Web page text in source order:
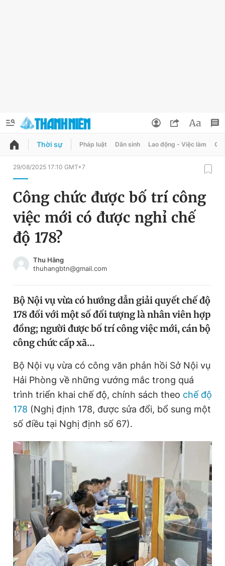
QUẢNG CÁO
Chuyên mục
Chuyên mục khác
Chào ngày mới
Video Magazine
Tiện ích Bạn cần biết
Thông tin tòa soạn Liên hệ quảng cáo
Đọc Thanh Niên trên điện thoại
Theo dõi báo trên
Đổi mật khẩu
Tin đã lưu
Đăng xuất
Thời sự Pháp luật Dân sinh Lao động - Việc làm
29/08/2025 17:10 GMT+7
Công chức được bố trí công
việc mới có được nghỉ chế
độ 178?
Thu Hằng
thuhangbtn@gmail.com
Bộ Nội vụ vừa có hướng dẫn giải quyết chế độ
178 đối với một số đối tượng là nhân viên hợp
đồng; người được bố trí công việc mới, cán bộ
công chức cấp xã…
Bộ Nội vụ vừa có công văn phản hồi Sở Nội vụ
Hải Phòng về những vướng mắc trong quá
trình triển khai chế độ, chính sách theo chế độ
178 (Nghị định 178, được sửa đổi, bổ sung một
số điều tại Nghị định số 67).